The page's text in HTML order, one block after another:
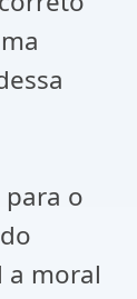
o
a moral